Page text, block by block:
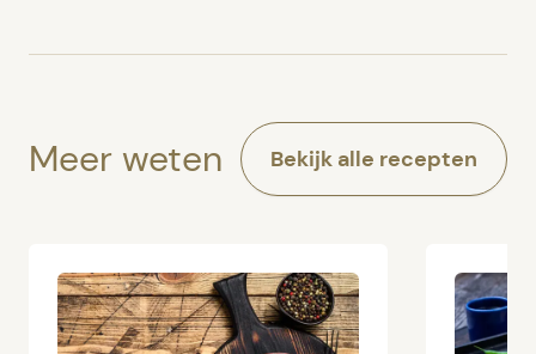
Meer weten Bekijk alle recepten